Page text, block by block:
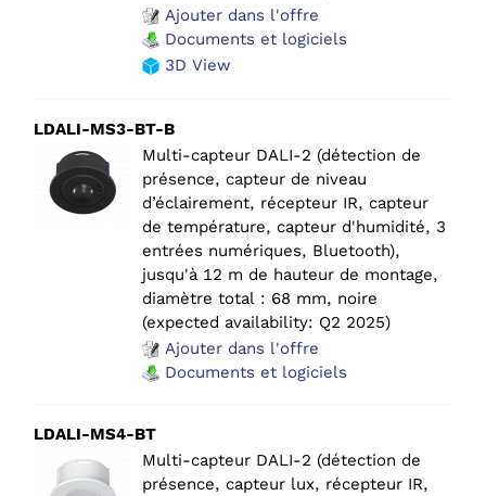
Ajouter dans l'offre
Documents et logiciels
3D View
LDALI-MS3-BT-B
Multi-capteur DALI-2 (détection de
présence, capteur de niveau
d’éclairement, récepteur IR, capteur
de température, capteur d'humidité, 3
entrées numériques, Bluetooth),
jusqu'à 12 m de hauteur de montage,
diamètre total : 68 mm, noire
(expected availability: Q2 2025)
Ajouter dans l'offre
Documents et logiciels
LDALI-MS4-BT
Multi-capteur DALI-2 (détection de
présence, capteur lux, récepteur IR,